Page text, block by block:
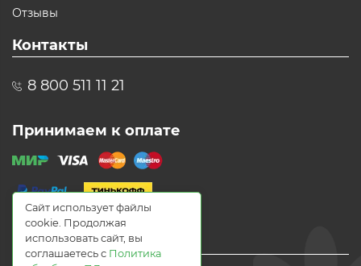
Отзывы
Контакты
8 800 511 11 21
Принимаем к оплате
Сайт использует файлы
cookie. Продолжая
использовать сайт, вы
соглашаетесь с Политика